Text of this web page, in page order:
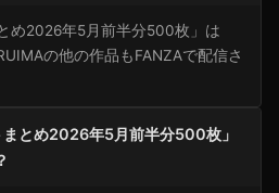
め2026年5月前半分500枚」は
の他の作品もFANZAで配信さ
とめ2026年5月前半分500枚」